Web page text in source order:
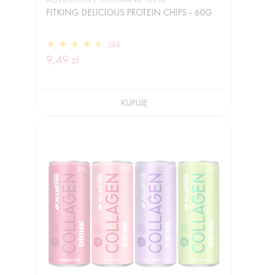
FITKING DELICIOUS PROTEIN CHIPS - 60G
288
9,49 zł
KUPUJĘ